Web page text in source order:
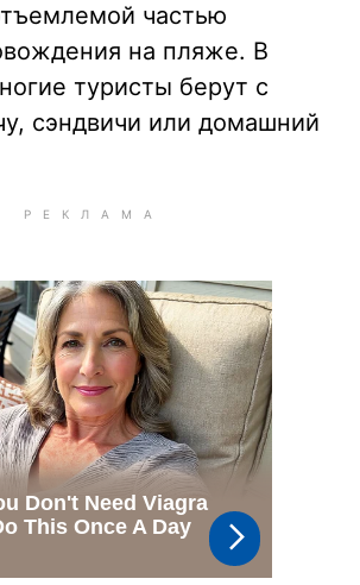
частью
на пляже. В
туристы берут с
сэндвичи или домашний